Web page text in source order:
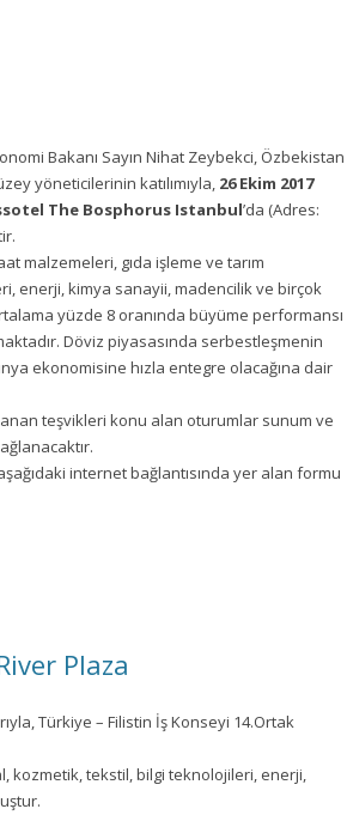
Bakanı Sayın Nihat Zeybekci, Özbekistan
yöneticilerinin katılımıyla, 26 Ekim 2017
The Bosphorus Istanbul’da (Adres:
malzemeleri, gıda işleme ve tarım
enerji, kimya sanayii, madencilik ve birçok
yüzde 8 oranında büyüme performansı
Döviz piyasasında serbestleşmenin
ekonomisine hızla entegre olacağına dair
teşvikleri konu alan oturumlar sunum ve
internet bağlantısında yer alan formu
Plaza
Türkiye – Filistin İş Konseyi 14.Ortak
kozmetik, tekstil, bilgi teknolojileri, enerji,